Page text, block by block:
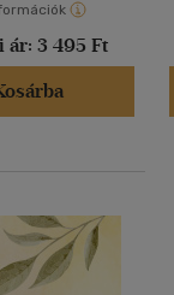
ár: 3 495 Ft